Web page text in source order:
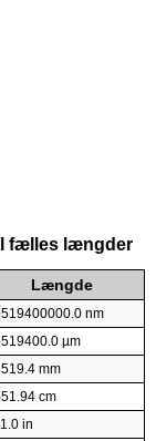
fælles længder
Længde
nm
µm
mm
cm
in